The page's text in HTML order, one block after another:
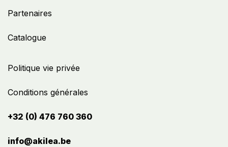
Politique vie privée
Conditions générales
+32 (0) 476 760 360
info@akilea.be​
Partenaires
Catalogue